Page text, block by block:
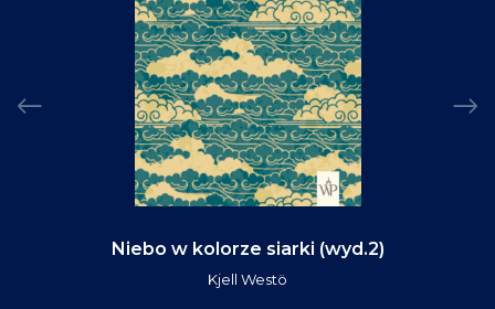
Niebo w kolorze siarki (wyd.2)
Kjell Westö